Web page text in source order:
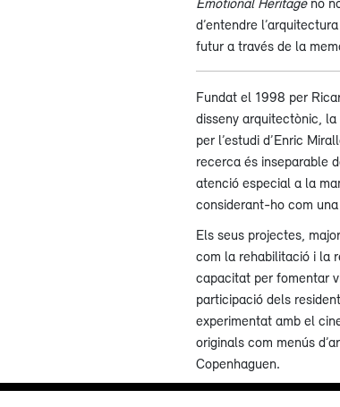
d’entendre
futur a través de la
Fundat el 1998 per
disseny arquitectònic,
per l’estudi d’Enric
recerca és inseparable
atenció especial a la
considerant-ho com
Els seus projectes,
com la rehabilitació i la
capacitat per fomentar
participació dels
experimentat amb el
originals com menús
Copenhaguen.